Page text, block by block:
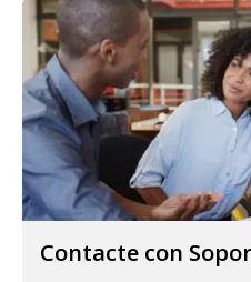
Contacte con